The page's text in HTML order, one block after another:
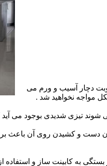
دچار آسیب و ورم می
مواجه نخواهید شد .
تیزی شدیدی بوجود می آید
دست و کشیدن روی آن باعث
به کابینت ساز و